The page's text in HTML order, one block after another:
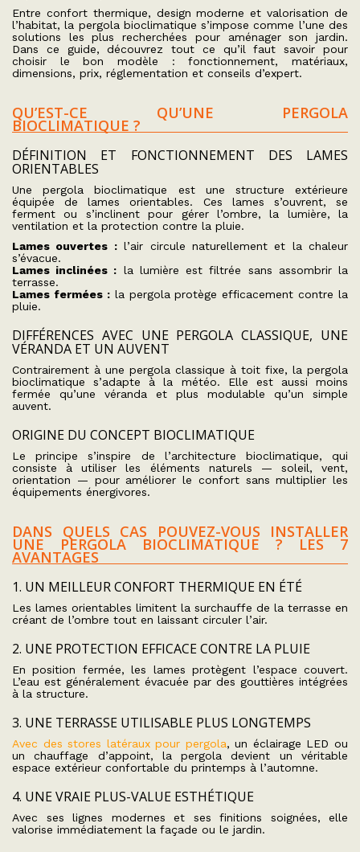
Entre confort thermique, design moderne et valorisation de
l’habitat, la pergola bioclimatique s’impose comme l’une des
solutions les plus recherchées pour aménager son jardin.
Dans ce guide, découvrez tout ce qu’il faut savoir pour
choisir le bon modèle : fonctionnement, matériaux,
dimensions, prix, réglementation et conseils d’expert.
QU’EST-CE QU’UNE PERGOLA
BIOCLIMATIQUE ?
DÉFINITION ET FONCTIONNEMENT DES LAMES
ORIENTABLES
Une pergola bioclimatique est une structure extérieure
équipée de lames orientables. Ces lames s’ouvrent, se
ferment ou s’inclinent pour gérer l’ombre, la lumière, la
ventilation et la protection contre la pluie.
Lames ouvertes :l’air circule naturellement et la chaleur
s’évacue.
Lames inclinées : la lumière est filtrée sans assombrir la
terrasse.
Lames fermées :la pergola protège efficacement contre la
pluie.
DIFFÉRENCES AVEC UNE PERGOLA CLASSIQUE, UNE
VÉRANDA ET UN AUVENT
Contrairement à une pergola classique à toit fixe, la pergola
bioclimatique s’adapte à la météo. Elle est aussi moins
fermée qu’une véranda et plus modulable qu’un simple
auvent.
ORIGINE DU CONCEPT BIOCLIMATIQUE
Le principe s’inspire de l’architecture bioclimatique, qui
consiste à utiliser les éléments naturels — soleil, vent,
orientation — pour améliorer le confort sans multiplier les
équipements énergivores.
DANS QUELS CAS POUVEZ-VOUS INSTALLER
UNE PERGOLA BIOCLIMATIQUE ? LES 7
AVANTAGES
1. UN MEILLEUR CONFORT THERMIQUE EN ÉTÉ
Les lames orientables limitent la surchauffe de la terrasse en
créant de l’ombre tout en laissant circuler l’air.
2. UNE PROTECTION EFFICACE CONTRE LA PLUIE
En position fermée, les lames protègent l’espace couvert.
L’eau est généralement évacuée par des gouttières intégrées
à la structure.
3. UNE TERRASSE UTILISABLE PLUS LONGTEMPS
Avec des stores latéraux pour pergola, un éclairage LED ou
un chauffage d’appoint, la pergola devient un véritable
espace extérieur confortable du printemps à l’automne.
4. UNE VRAIE PLUS-VALUE ESTHÉTIQUE
Avec ses lignes modernes et ses finitions soignées, elle
valorise immédiatement la façade ou le jardin.